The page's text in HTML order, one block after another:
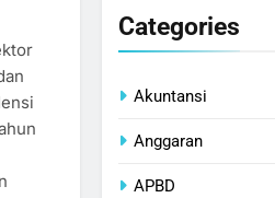
Categories
Akuntansi
Anggaran
APBD